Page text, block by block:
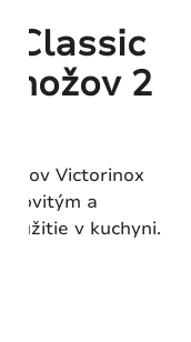
Classic
nožov 2
Victorinox
a
v kuchyni.